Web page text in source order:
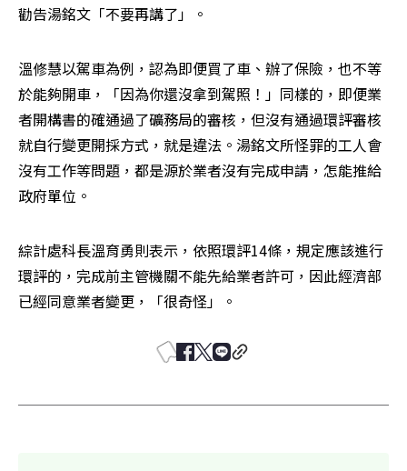
勸告湯銘文「不要再講了」。
溫修慧以駕車為例，認為即便買了車、辦了保險，也不等
於能夠開車，「因為你還沒拿到駕照！」同樣的，即便業
者開構書的確通過了礦務局的審核，但沒有通過環評審核
就自行變更開採方式，就是違法。湯銘文所怪罪的工人會
沒有工作等問題，都是源於業者沒有完成申請，怎能推給
政府單位。
綜計處科長溫育勇則表示，依照環評14條，規定應該進行
環評的，完成前主管機關不能先給業者許可，因此經濟部
已經同意業者變更，「很奇怪」。